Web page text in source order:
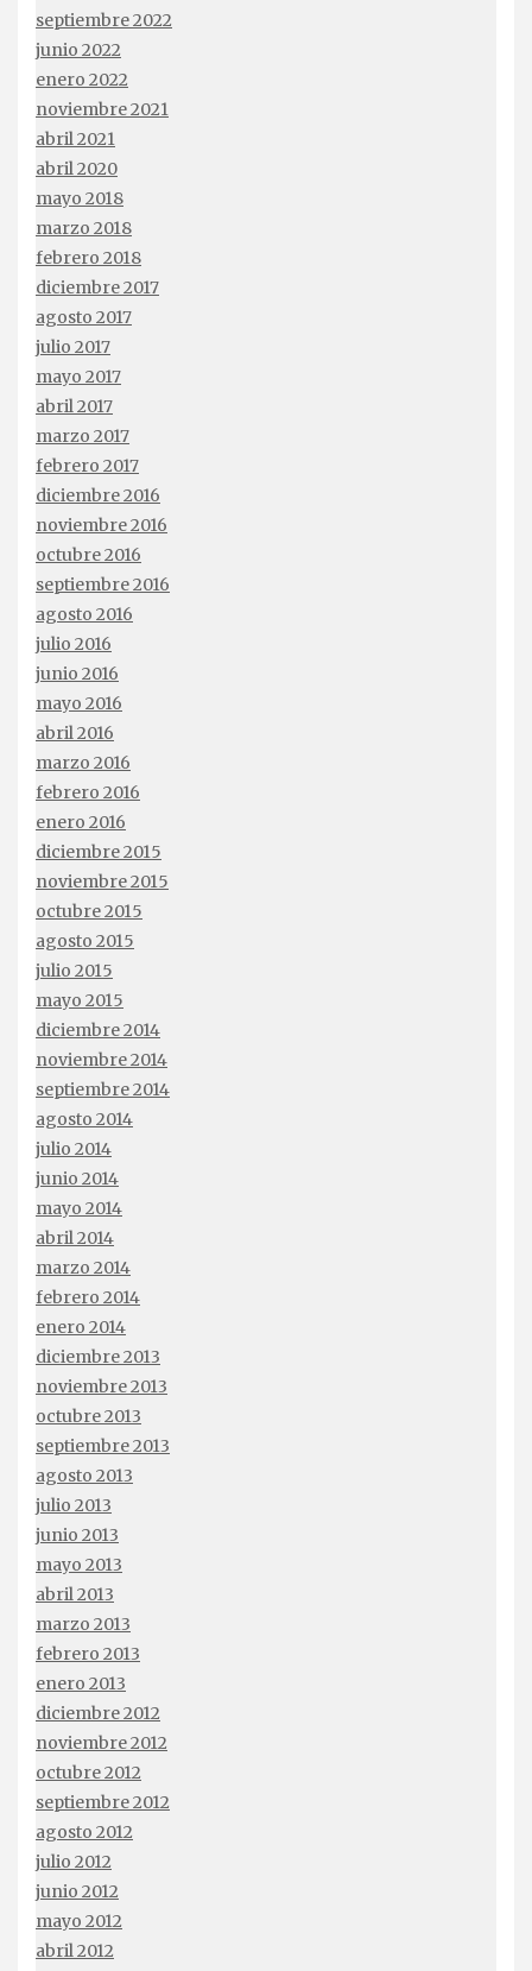
septiembre 2022
junio 2022
enero 2022
noviembre 2021
abril 2021
abril 2020
mayo 2018
marzo 2018
febrero 2018
diciembre 2017
agosto 2017
julio 2017
mayo 2017
abril 2017
marzo 2017
febrero 2017
diciembre 2016
noviembre 2016
octubre 2016
septiembre 2016
agosto 2016
julio 2016
junio 2016
mayo 2016
abril 2016
marzo 2016
febrero 2016
enero 2016
diciembre 2015
noviembre 2015
octubre 2015
agosto 2015
julio 2015
mayo 2015
diciembre 2014
noviembre 2014
septiembre 2014
agosto 2014
julio 2014
junio 2014
mayo 2014
abril 2014
marzo 2014
febrero 2014
enero 2014
diciembre 2013
noviembre 2013
octubre 2013
septiembre 2013
agosto 2013
julio 2013
junio 2013
mayo 2013
abril 2013
marzo 2013
febrero 2013
enero 2013
diciembre 2012
noviembre 2012
octubre 2012
septiembre 2012
agosto 2012
julio 2012
junio 2012
mayo 2012
abril 2012